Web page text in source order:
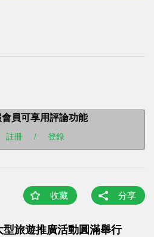
會員可享用評論功能
註冊 / 登錄
收藏 分享
旅遊推廣活動圓滿舉行